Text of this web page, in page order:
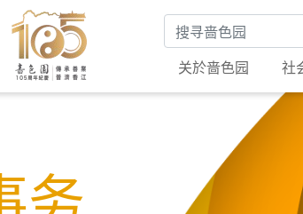
搜寻关键字
关於啬色园
社
务